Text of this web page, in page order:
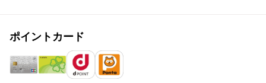
ポイントカード